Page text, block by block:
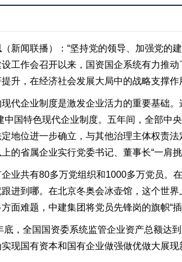
（新闻联播）：“坚持党的领导、加强党的
工作会召开以来，国资国企系统有力推
升，在经济社会发展大局中的战略支撑作
代企业制度是激发企业活力的重要基础
中国特色现代企业制度。五年间，全部中
地位进一步确立，与其他治理主体权责
的省属企业实行党委书记、董事长“一肩挑”
业共有80多万党组织和1000多万党员
进到哪。在北京冬奥会冰壶馆，这个世
面难题，中建集团将党员先锋岗的旗帜“插
底，全国国资委系统监管企业资产总额达
现国有资本和国有企业做强做优做大展现